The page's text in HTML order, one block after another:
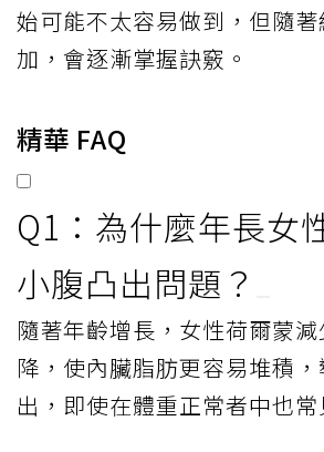
始可能不太容易做到，但隨
加，會逐漸掌握訣竅。
精華 FAQ
Q1：為什麼年長女
小腹凸出問題？
隨著年齡增長，女性荷爾蒙
降，使內臟脂肪更容易堆積
出，即使在體重正常者中也常